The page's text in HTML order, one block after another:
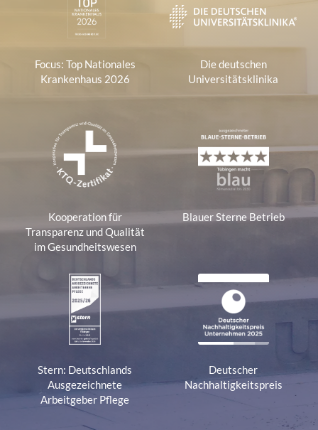
Focus: Top Nationales
Krankenhaus 2026
Die deutschen
Universitätsklinika
Kooperation für
Transparenz und Qualität
im Gesundheitswesen
Blauer Sterne Betrieb
Stern: Deutschlands
Ausgezeichnete
Arbeitgeber Pflege
Deutscher
Nachhaltigkeitspreis